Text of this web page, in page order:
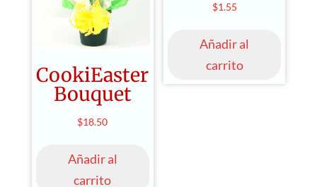
CookiEaster
Bouquet
$18.50
Añadir al
carrito
$1.55
Añadir al
carrito